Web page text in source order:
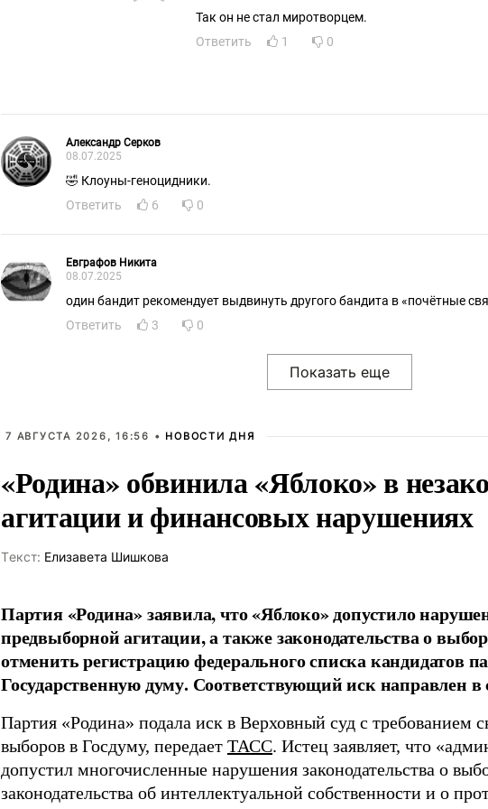
Так он не стал миротворцем.
Ответить
1 0
Александр Серков
08.07.2025
🤣 Клоуны-геноцидники.
Ответить
6 0
Евграфов Никита
08.07.2025
один бандит рекомендует выдвинуть другого бандита в «почётные
Ответить
3 0
7 АВГУСТА 2026, 16:56 • НОВОСТИ ДНЯ
«Родина» обвинила «Яблоко» в
агитации и финансовых нарушениях
Tекст: Елизавета Шишкова
Партия «Родина» заявила, что «Яблоко» допустило
предвыборной агитации, а также законодательства о
отменить регистрацию федерального списка кандидатов
Государственную думу. Соответствующий иск направлен в
Партия «Родина» подала иск в Верховный суд с требованием
выборов в Госдуму, передает ТАСС. Истец заявляет, что
допустил многочисленные нарушения законодательства о
законодательства об интеллектуальной собственности и о